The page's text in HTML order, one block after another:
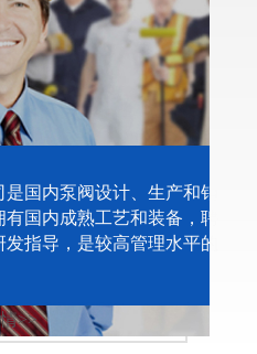
国内泵阀设计、生产和销
国内成熟工艺和装备，聘
指导，是较高管理水平的
>>